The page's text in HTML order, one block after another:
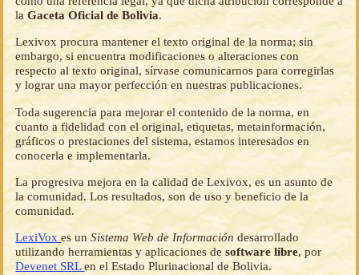
laGaceta Oficial de Bolivia.
Lexivox procura mantener el texto original de la norma; sin
embargo, si encuentra modificaciones o alteraciones con
respecto al texto original, sírvase comunicarnos para corregirlas
y lograr una mayor perfección en nuestras publicaciones.
Toda sugerencia para mejorar el contenido de la norma, en
cuanto a fidelidad con el original, etiquetas, metainformación,
gráficos o prestaciones del sistema, estamos interesados en
conocerla e implementarla.
La progresiva mejora en la calidad de Lexivox, es un asunto de
la comunidad. Los resultados, son de uso y beneficio de la
comunidad.
LexiVoxes unSistema Web de Información desarrollado
utilizando herramientas y aplicaciones desoftware libre, por
Devenet SRLen el Estado Plurinacional de Bolivia.